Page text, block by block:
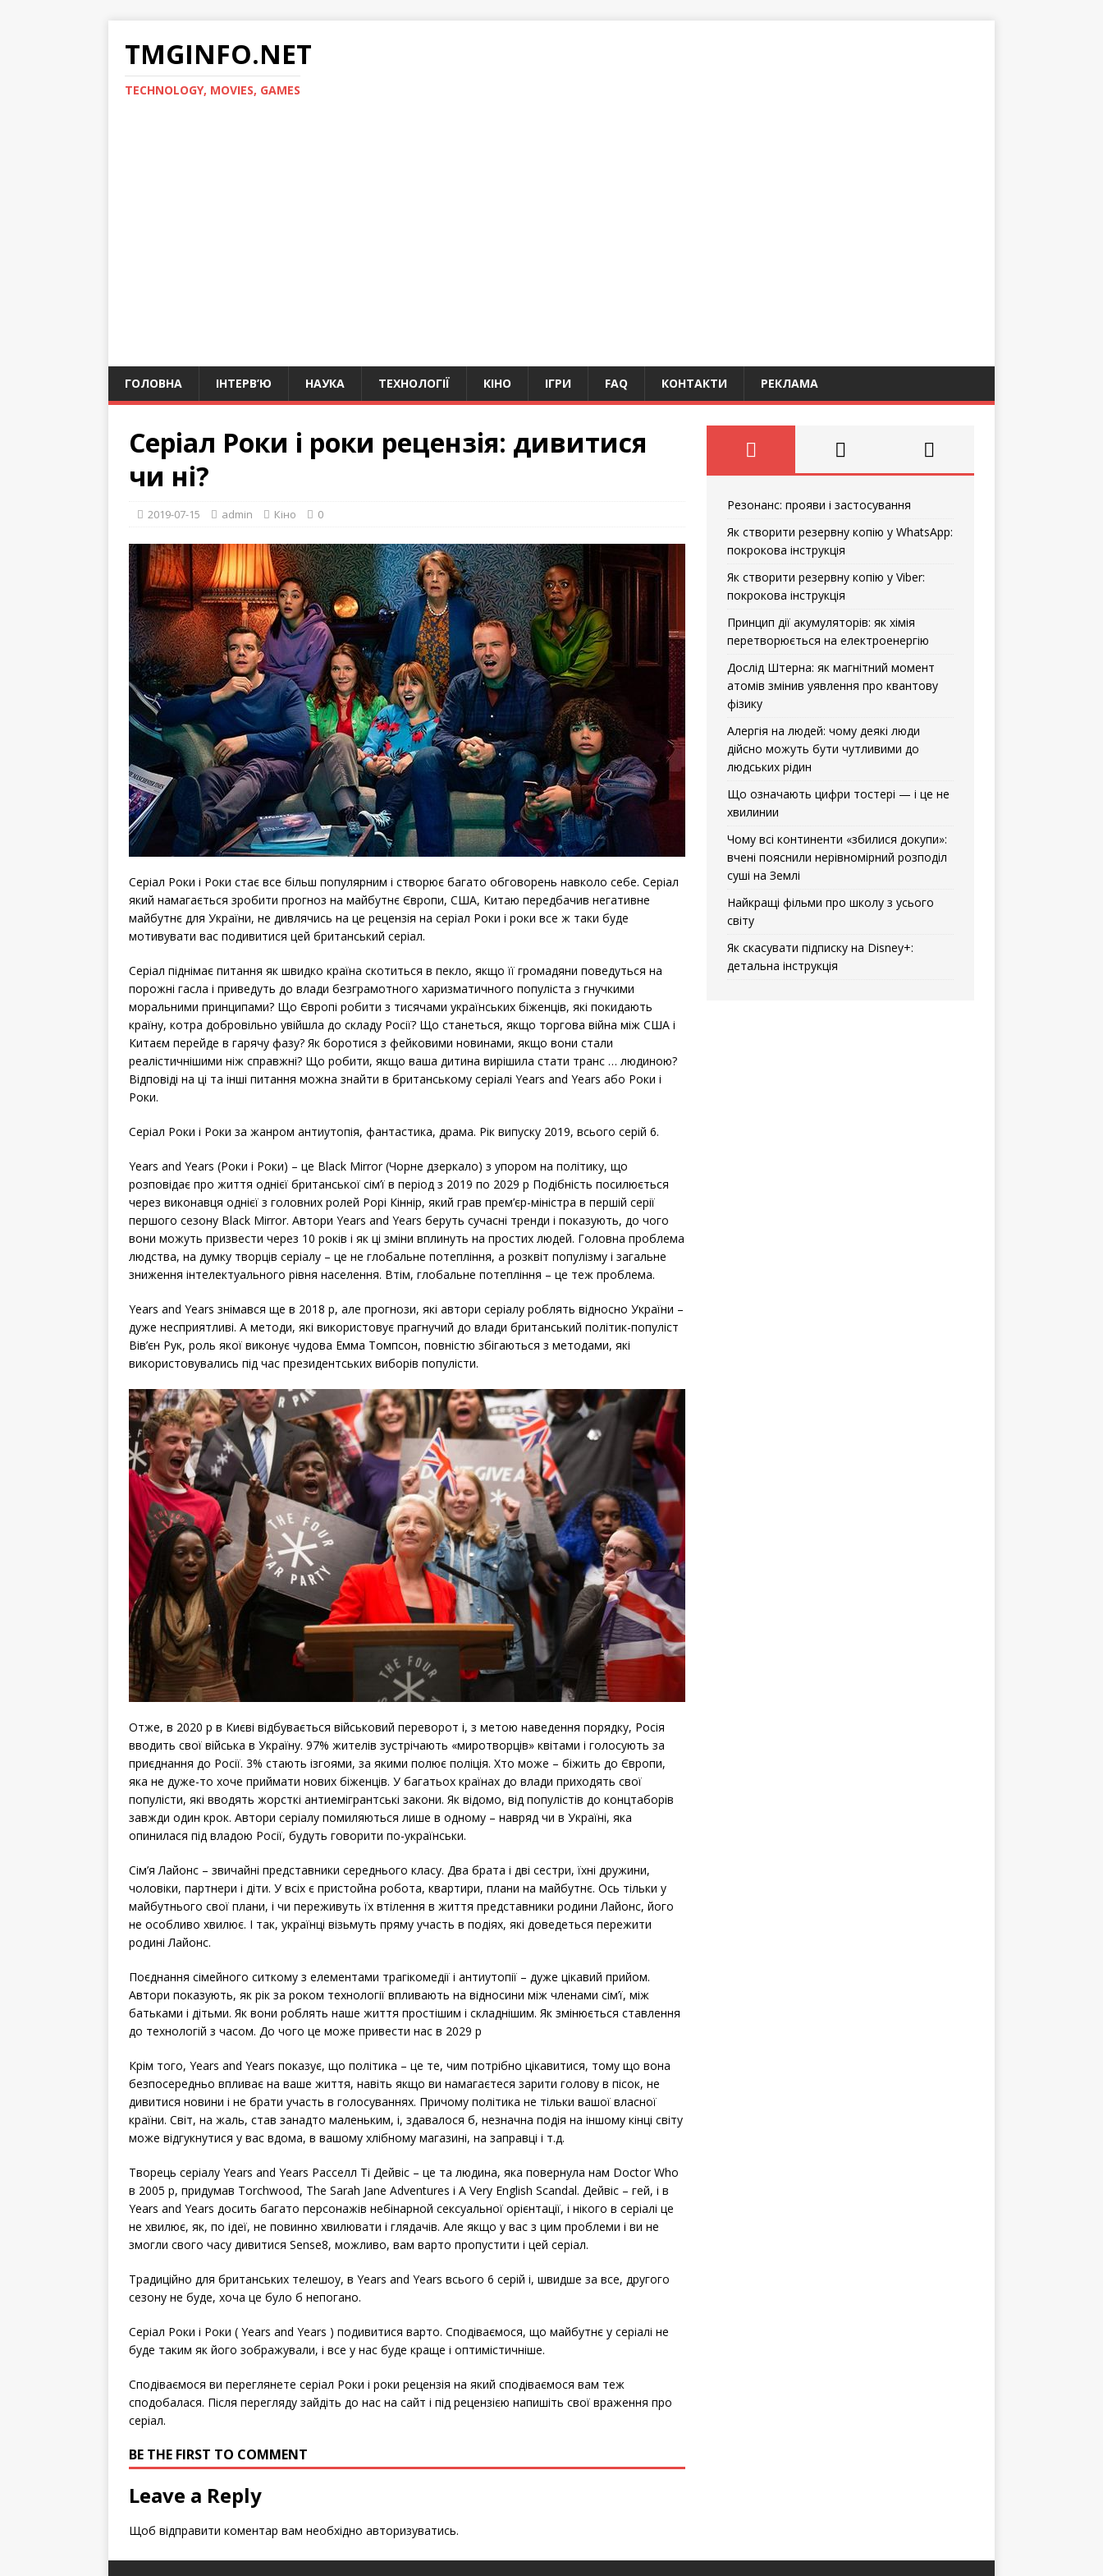
TMGINFO.NET
ТECHNOLOGY, MOVIES, GAMES
ГОЛОВНА ІНТЕРВ’Ю НАУКА ТЕХНОЛОГІЇ КІНО ІГРИ FAQ КОНТАКТИ РЕКЛАМА
Серіал Роки і роки рецензія: дивитися
чи ні?
2019-07-15 admin Кіно 0
Серіал Роки і Роки стає все більш популярним і створює багато обговорень навколо себе. Серіал
який намагається зробити прогноз на майбутнє Європи, США, Китаю передбачив негативне
майбутнє для України, не дивлячись на це рецензія на серіал Роки і роки все ж таки буде
мотивувати вас подивитися цей британський серіал.
Серіал піднімає питання як швидко країна скотиться в пекло, якщо її громадяни поведуться на
порожні гасла і приведуть до влади безграмотного харизматичного популіста з гнучкими
моральними принципами? Що Європі робити з тисячами українських біженців, які покидають
країну, котра добровільно увійшла до складу Росії? Що станеться, якщо торгова війна між США і
Китаєм перейде в гарячу фазу? Як боротися з фейковими новинами, якщо вони стали
реалістичнішими ніж справжні? Що робити, якщо ваша дитина вирішила стати транс … людиною?
Відповіді на ці та інші питання можна знайти в британському серіалі Years and Years або Роки і
Роки.
Серіал Роки і Роки за жанром антиутопія, фантастика, драма. Рік випуску 2019, всього серій 6.
Years and Years (Роки і Роки) – це Black Mirror (Чорне дзеркало) з упором на політику, що
розповідає про життя однієї британської сім’ї в період з 2019 по 2029 р Подібність посилюється
через виконавця однієї з головних ролей Рорі Кіннір, який грав прем’єр-міністра в першій серії
першого сезону Black Mirror. Автори Years and Years беруть сучасні тренди і показують, до чого
вони можуть призвести через 10 років і як ці зміни вплинуть на простих людей. Головна проблема
людства, на думку творців серіалу – це не глобальне потепління, а розквіт популізму і загальне
зниження інтелектуального рівня населення. Втім, глобальне потепління – це теж проблема.
Years and Years знімався ще в 2018 р, але прогнози, які автори серіалу роблять відносно України –
дуже несприятливі. А методи, які використовує прагнучий до влади британський політик-популіст
Вів’єн Рук, роль якої виконує чудова Емма Томпсон, повністю збігаються з методами, які
використовувались під час президентських виборів популісти.
Отже, в 2020 р в Києві відбувається військовий переворот і, з метою наведення порядку, Росія
вводить свої війська в Україну. 97% жителів зустрічають «миротворців» квітами і голосують за
приєднання до Росії. 3% стають ізгоями, за якими полює поліція. Хто може – біжить до Європи,
яка не дуже-то хоче приймати нових біженців. У багатьох країнах до влади приходять свої
популісти, які вводять жорсткі антиемігрантські закони. Як відомо, від популістів до концтаборів
завжди один крок. Автори серіалу помиляються лише в одному – навряд чи в Україні, яка
опинилася під владою Росії, будуть говорити по-українськи.
Сім’я Лайонс – звичайні представники середнього класу. Два брата і дві сестри, їхні дружини,
чоловіки, партнери і діти. У всіх є пристойна робота, квартири, плани на майбутнє. Ось тільки у
майбутнього свої плани, і чи переживуть їх втілення в життя представники родини Лайонс, його
не особливо хвилює. І так, українці візьмуть пряму участь в подіях, які доведеться пережити
родині Лайонс.
Поєднання сімейного ситкому з елементами трагікомедії і антиутопії – дуже цікавий прийом.
Автори показують, як рік за роком технології впливають на відносини між членами сім’ї, між
батьками і дітьми. Як вони роблять наше життя простішим і складнішим. Як змінюється ставлення
до технологій з часом. До чого це може привести нас в 2029 р
Крім того, Years and Years показує, що політика – це те, чим потрібно цікавитися, тому що вона
безпосередньо впливає на ваше життя, навіть якщо ви намагаєтеся зарити голову в пісок, не
дивитися новини і не брати участь в голосуваннях. Причому політика не тільки вашої власної
країни. Світ, на жаль, став занадто маленьким, і, здавалося б, незначна подія на іншому кінці світу
може відгукнутися у вас вдома, в вашому хлібному магазині, на заправці і т.д.
Творець серіалу Years and Years Расселл Ті Дейвіс – це та людина, яка повернула нам Doctor Who
в 2005 р, придумав Torchwood, The Sarah Jane Adventures і A Very English Scandal. Дейвіс – гей, і в
Years and Years досить багато персонажів небінарной сексуальної орієнтації, і нікого в серіалі це
не хвилює, як, по ідеї, не повинно хвилювати і глядачів. Але якщо у вас з цим проблеми і ви не
змогли свого часу дивитися Sense8, можливо, вам варто пропустити і цей серіал.
Традиційно для британських телешоу, в Years and Years всього 6 серій і, швидше за все, другого
сезону не буде, хоча це було б непогано.
Серіал Роки і Роки ( Years and Years ) подивитися варто. Сподіваємося, що майбутнє у серіалі не
буде таким як його зображували, і все у нас буде краще і оптимістичніше.
Сподіваємося ви переглянете серіал Роки і роки рецензія на який сподіваємося вам теж
сподобалася. Після перегляду зайдіть до нас на сайт і під рецензією напишіть свої враження про
серіал.
BE THE FIRST TO COMMENT
Leave a Reply
Щоб відправити коментар вам необхідно авторизуватись.
Резонанс: прояви і застосування
Як створити резервну копію у WhatsApp:
покрокова інструкція
Як створити резервну копію у Viber:
покрокова інструкція
Принцип дії акумуляторів: як хімія
перетворюється на електроенергію
Дослід Штерна: як магнітний момент
атомів змінив уявлення про квантову
фізику
Алергія на людей: чому деякі люди
дійсно можуть бути чутливими до
людських рідин
Що означають цифри тостері — і це не
хвилинии
Чому всі континенти «збилися докупи»:
вчені пояснили нерівномірний розподіл
суші на Землі
Найкращі фільми про школу з усього
світу
Як скасувати підписку на Disney+:
детальна інструкція